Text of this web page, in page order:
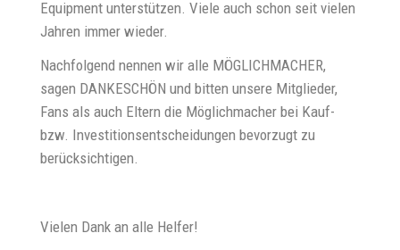
Equipment unterstützen. Viele auch schon seit vielen
Jahren immer wieder.
Nachfolgend nennen wir alle MÖGLICHMACHER,
sagen DANKESCHÖN und bitten unsere Mitglieder,
Fans als auch Eltern die Möglichmacher bei Kauf-
bzw. Investitionsentscheidungen bevorzugt zu
berücksichtigen.
Vielen Dank an alle Helfer!